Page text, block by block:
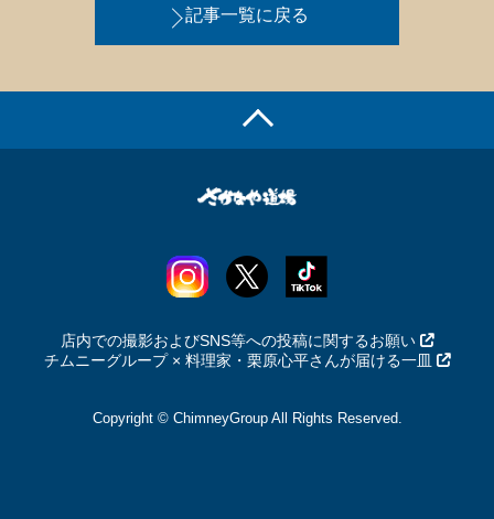
記事一覧に戻る
店内での撮影およびSNS等への投稿に関するお願い
チムニーグループ × 料理家・栗原心平さんが届ける一皿
Copyright © ChimneyGroup All Rights Reserved.